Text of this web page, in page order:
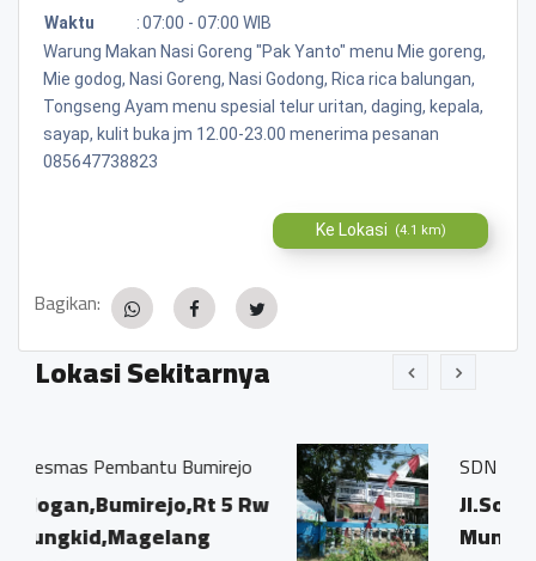
Waktu
:07:00 - 07:00 WIB
Warung Makan Nasi Goreng "Pak Yanto" menu Mie goreng,
Mie godog, Nasi Goreng, Nasi Godong, Rica rica balungan,
Tongseng Ayam menu spesial telur uritan, daging, kepala,
sayap, kulit buka jm 12.00-23.00 menerima pesanan
085647738823
Ke Lokasi (4.1 km)
Bagikan:
Lokasi Sekitarnya
Bumirejo
5 Rw
SDN 2 BUMIREJO
Jl.Soekarno-Hatta
Mungkid